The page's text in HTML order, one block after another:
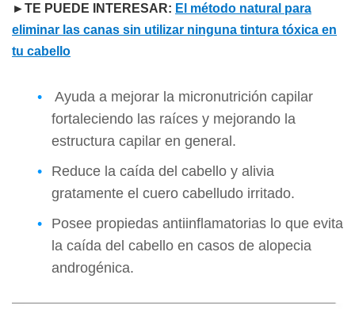
►TE PUEDE INTERESAR: El método natural para
eliminar las canas sin utilizar ninguna tintura tóxica en
tu cabello
Ayuda a mejorar la micronutrición capilar
fortaleciendo las raíces y mejorando la
estructura capilar en general.
Reduce la caída del cabello y alivia
gratamente el cuero cabelludo irritado.
Posee propiedas antiinflamatorias lo que evita
la caída del cabello en casos de alopecia
androgénica.